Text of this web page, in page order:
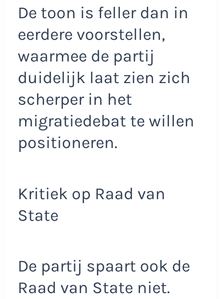
De toon is feller dan in
eerdere voorstellen,
waarmee de partij
duidelijk laat zien zich
scherper in het
migratiedebat te willen
positioneren.
Kritiek op Raad van
State
De partij spaart ook de
Raad van State niet.